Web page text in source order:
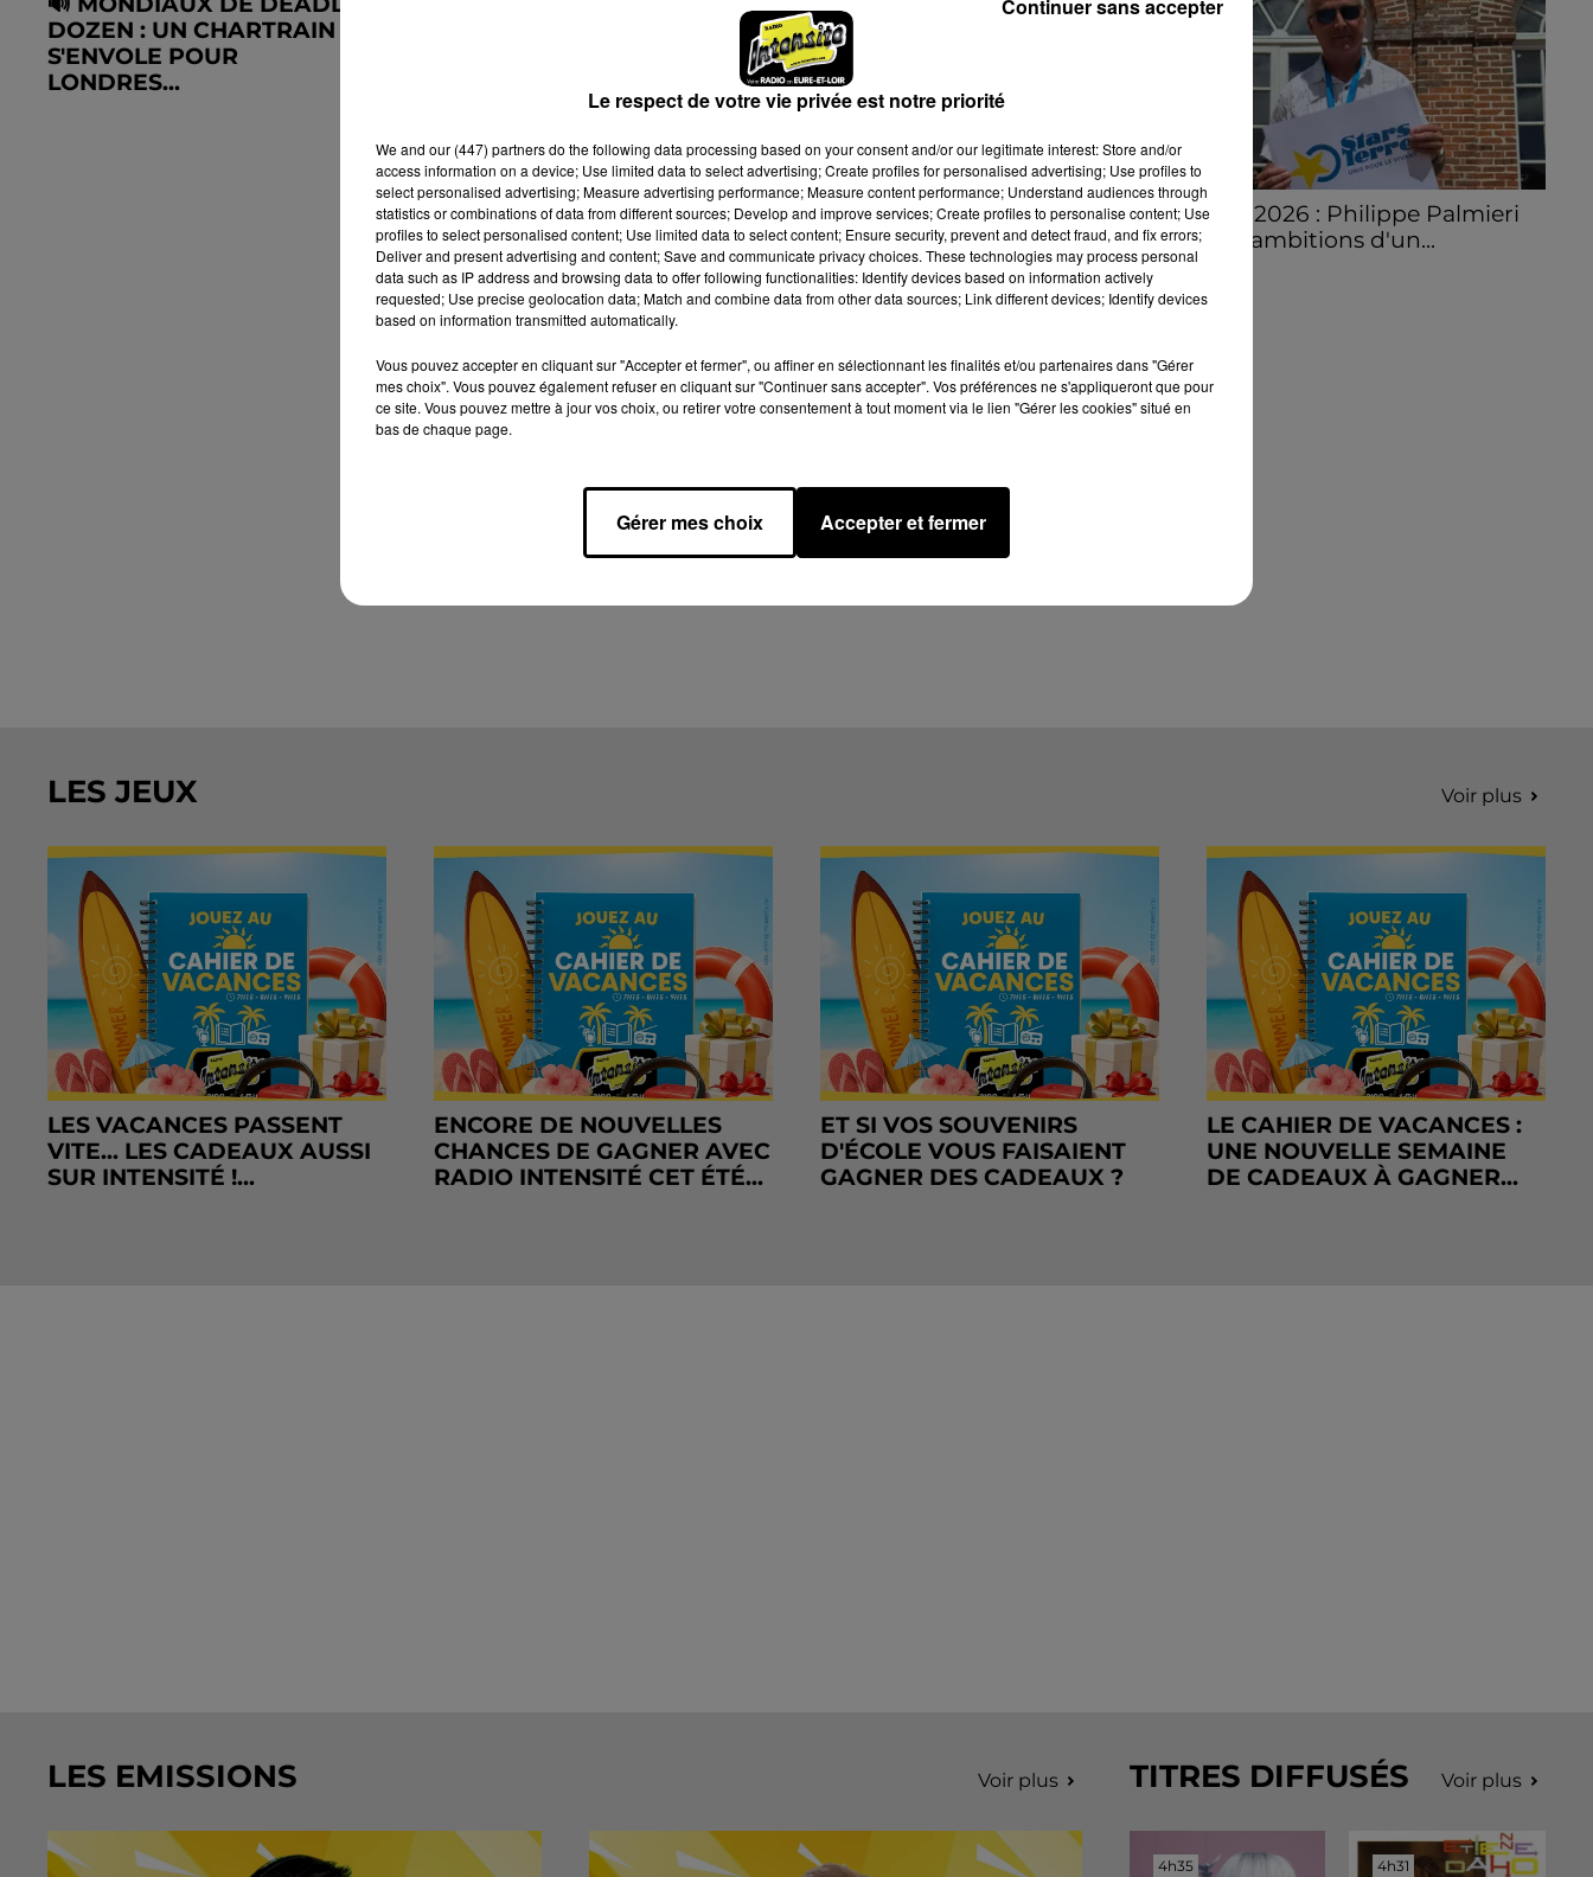
DOZEN : UN CHARTRAIN
S'ENVOLE POUR
LONDRES...
AU DÉPART DU
CHALLENGE MAYENNAIS
Stars'Terre 2026 : Philippe Palmieri
dévoile les ambitions d'un...
À quelques semaines de la première
édition de Stars'Terre, organisée du 18 au 20
LES JEUX Voir plus
LES VACANCES PASSENT
VITE... LES CADEAUX AUSSI
SUR INTENSITÉ !...
ENCORE DE NOUVELLES
CHANCES DE GAGNER AVEC
RADIO INTENSITÉ CET ÉTÉ...
ET SI VOS SOUVENIRS
D'ÉCOLE VOUS FAISAIENT
GAGNER DES CADEAUX ?
LE CAHIER DE VACANCES :
UNE NOUVELLE SEMAINE
DE CADEAUX À GAGNER...
LES EMISSIONS Voir plus TITRES DIFFUSÉS Voir plus
4h35
4h35 4h31
4h31
Le respect de votre vie privée est notre priorité
We and our (447) partnersdo the following data processing based on your consent and/or our legitimate interest: Store and/or
access information on a device; Use limited data to select advertising; Create profiles for personalised advertising; Use profiles to
select personalised advertising; Measure advertising performance; Measure content performance; Understand audiences through
statistics or combinations of data from different sources; Develop and improve services; Create profiles to personalise content; Use
profiles to select personalised content; Use limited data to select content; Ensure security, prevent and detect fraud, and fix errors;
Deliver and present advertising and content; Save and communicate privacy choices. These technologies may process personal
data such as IP address and browsing data to offer following functionalities: Identify devices based on information actively
requested; Use precise geolocation data; Match and combine data from other data sources; Link different devices; Identify devices
based on information transmitted automatically.
Vous pouvez accepter en cliquant sur "Accepter et fermer", ou affiner en sélectionnant les finalités et/ou partenaires dans "Gérer
mes choix". Vous pouvez également refuser en cliquant sur "Continuer sans accepter". Vos préférences ne s'appliqueront que pour
ce site. Vous pouvez mettre à jour vos choix, ou retirer votre consentement à tout moment via le lien "Gérer les cookies" situé en
bas de chaque page.
Gérer mes choix Accepter et fermer
Continuer sans accepter